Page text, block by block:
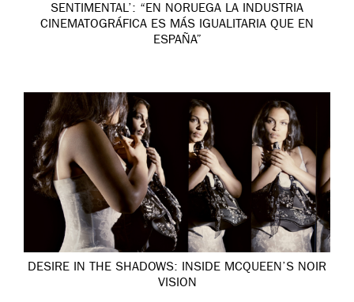
SENTIMENTAL’: “EN NORUEGA LA INDUSTRIA
CINEMATOGRÁFICA ES MÁS IGUALITARIA QUE EN
ESPAÑA”
DESIRE IN THE SHADOWS: INSIDE MCQUEEN’S NOIR
VISION